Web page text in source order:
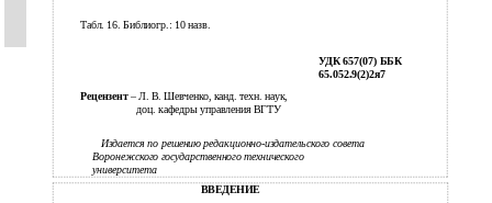
Табл. 16. Библиогр.: 10 назв.
УДК 657(07) ББК
65.052.9(2)2я7
Рецензент– Л. В. Шевченко, канд. техн. наук,
доц. кафедры управления ВГТУ
Издается по решению редакционно-издательского совета
Воронежского государственного технического
университета
ВВЕДЕНИЕ